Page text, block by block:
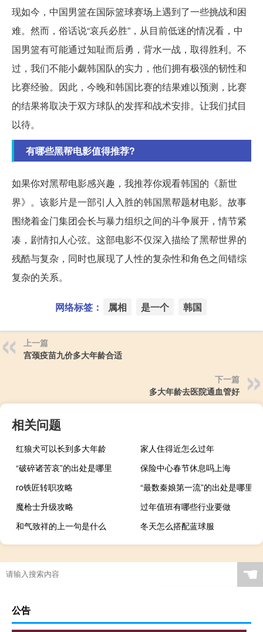
现如今，中国男篮在国际篮球赛场上遇到了一些挑战和困
难。然而，俗话说“哀兵必胜”，从目前低迷的情况看，中
国男篮有可能通过知耻而后勇，背水一战，取得胜利。不
过，我们不能小觑韩国队的实力，他们拥有极强的韧性和
比赛经验。因此，今晚和韩国比赛的结果难以预测，比赛
的结果将取决于双方球队的发挥和战术安排。让我们拭目
以待。
有哪些黑帮电影值得推荐?
如果你对黑帮电影感兴趣，我推荐你观看韩国的《新世
界》。该影片是一部引人入胜的韩国黑帮题材电影。故事
围绕着金门集团会长与暴力组织之间的斗争展开，情节紧
凑，剧情扣人心弦。这部电影不仅深入描绘了黑帮世界的
残酷与复杂，同时也展现了人性的复杂性和角色之间错综
复杂的关系。
网络标签： 属相 是一个 韩国
上一篇
宫颈疫苗九价多大年龄合适
下一篇
多大年龄去医院通血管好
相关问题
红狼犬可以长到多大年龄
家人住得近怎么过年
“破碎诸苦哀”的出处是哪里
保险中心春节休息吗上海
ro铁匠转职攻略
“最数秦娘第一流”的出处是哪里
魔枪士升级攻略
过年值班有哪些行业要做
和气致祥的上一句是什么
冬天怎么搭配蓝球服
☚
公告